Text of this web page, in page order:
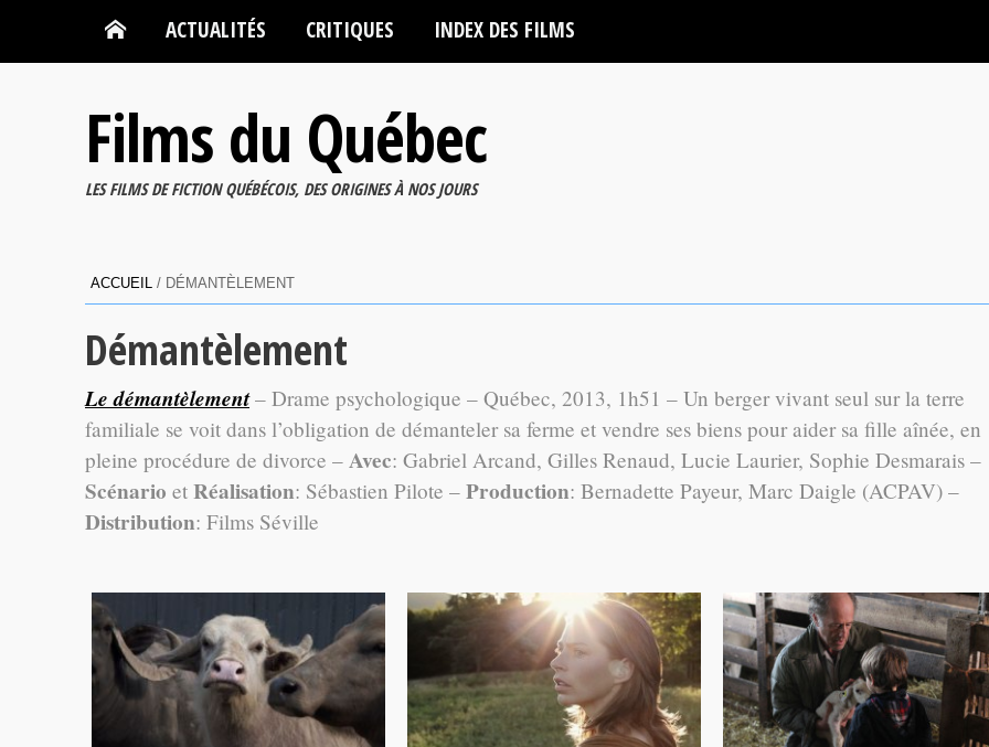
ACTUALITÉS CRITIQUES INDEX DES FILMS
Films du Québec
LES FILMS DE FICTION QUÉBÉCOIS, DES ORIGINES À NOS JOURS
ACCUEIL / DÉMANTÈLEMENT
Démantèlement
Le démantèlement– Drame psychologique – Québec, 2013, 1h51 – Un berger vivant seul sur la terre
familiale se voit dans l’obligation de démanteler sa ferme et vendre ses biens pour aider sa fille aînée, en
pleine procédure de divorce – Avec: Gabriel Arcand, Gilles Renaud, Lucie Laurier, Sophie Desmarais –
Scénario et Réalisation: Sébastien Pilote – Production: Bernadette Payeur, Marc Daigle (ACPAV) –
Distribution: Films Séville